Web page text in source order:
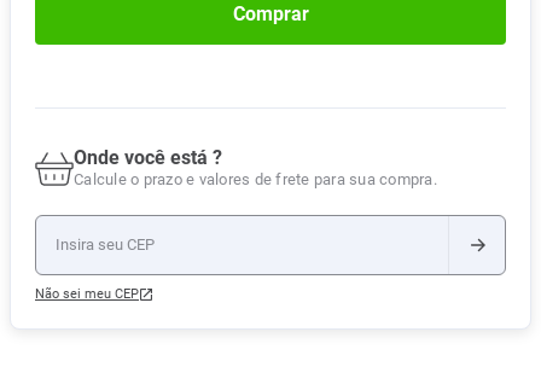
Comprar
Onde você está ?
Calcule o prazo e valores de frete para sua compra.
Não sei meu CEP